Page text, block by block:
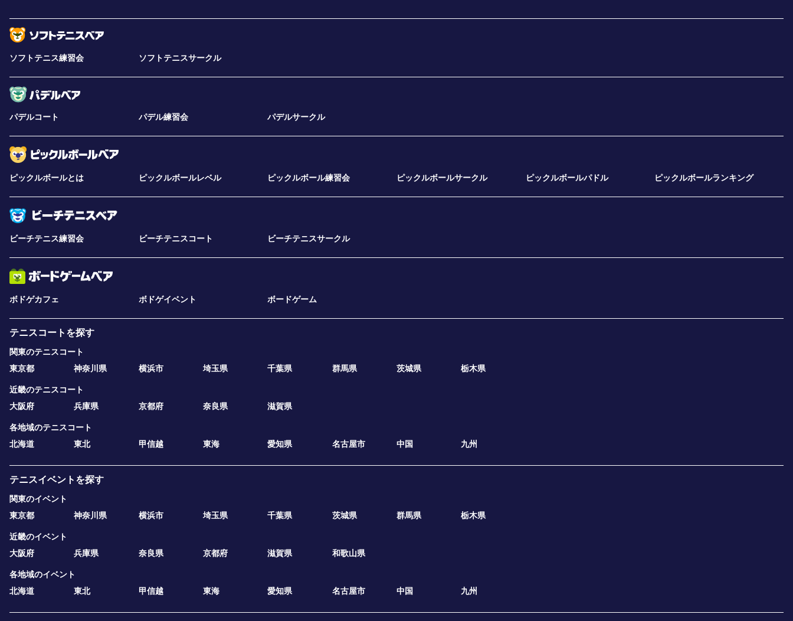
ソフトテニス練習会 ソフトテニスサークル
パデルコート パデル練習会 パデルサークル
ピックルボールとは ピックルボールレベル ピックルボール練習会 ピックルボールサークル ピックルボールパドル ピックルボールランキング
ビーチテニス練習会 ビーチテニスコート ビーチテニスサークル
ボドゲカフェ ボドゲイベント ボードゲーム
テニスコートを探す
関東のテニスコート
東京都
神奈川県 横浜市 埼玉県 千葉県 群馬県 茨城県 栃木県
近畿のテニスコート
大阪府
兵庫県 京都府 奈良県 滋賀県
各地域のテニスコート
北海道
東北 甲信越 東海 愛知県 名古屋市 中国 九州
テニスイベントを探す
関東のイベント
東京都
神奈川県 横浜市 埼玉県 千葉県 茨城県 群馬県 栃木県
近畿のイベント
大阪府
兵庫県 奈良県 京都府 滋賀県 和歌山県
各地域のイベント
北海道
東北 甲信越 東海 愛知県 名古屋市 中国 九州